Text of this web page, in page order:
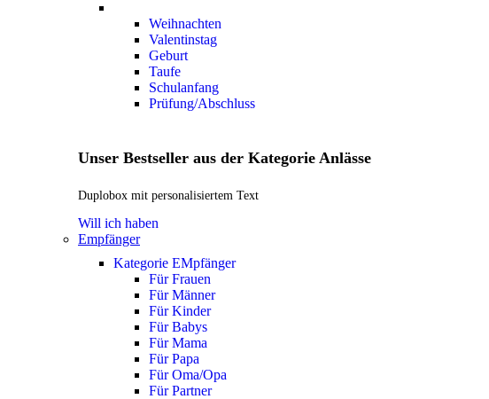
Weihnachten
Valentinstag
Geburt
Taufe
Schulanfang
Prüfung/Abschluss
Unser Bestseller aus der Kategorie Anlässe
Duplobox mit personalisiertem Text
Will ich haben
Empfänger
Kategorie EMpfänger
Für Frauen
Für Männer
Für Kinder
Für Babys
Für Mama
Für Papa
Für Oma/Opa
Für Partner